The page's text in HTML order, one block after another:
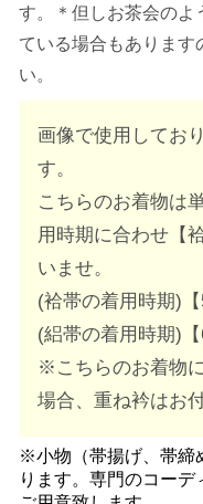
す。＊但しお茶会のよ
ている場合もあります
い。
画像で使用してお
す。
こちらのお着物は
用時期に合わせ【
いませ。
(袷帯の着用時期)【
(絽帯の着用時期)【
※こちらのお着物
場合、重ね衿はお
※小物（帯揚げ、帯締
ります。専門のコー